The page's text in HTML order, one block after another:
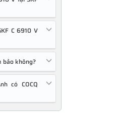
C 6910 V
bảo không?
có COCQ